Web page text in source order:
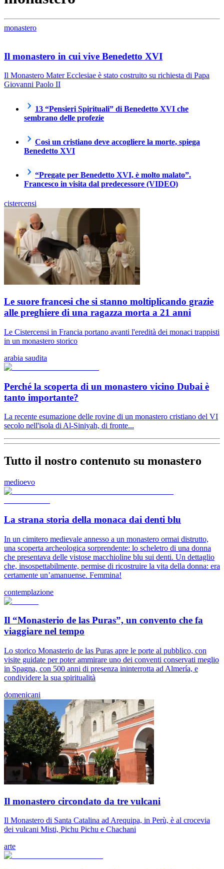
monastero
Il monastero in cui vive Benedetto XVI
Il Monastero Mater Ecclesiae è stato costruito su richiesta di Papa
Giovanni Paolo II
13 “Pensieri Spirituali” di Benedetto XVI che
sembrano delle profezie
Così un cristiano deve accogliere la morte, spiega
Benedetto XVI
“Pregate per Benedetto XVI, è molto malato”.
Francesco in visita dal predecessore (VIDEO)
cistercensi
Le suore francesi che si stanno moltiplicando grazie
alle preghiere di una ragazza morta a 21 anni
Le Cistercensi in Francia portano avanti l'eredità dei monaci trappisti
in un monastero storico
arabia saudita
Perché la scoperta di un monastero vicino Dubai è
tanto importante?
La recente esumazione delle rovine di un monastero cristiano del VI
secolo nell'isola di Al-Siniyah, di fronte...
Tutto il nostro contenuto su monastero
medioevo
La strana storia della monaca dai denti blu
In un cimitero medievale annesso a un monastero ormai distrutto,
una scoperta archeologica sorprendente: lo scheletro di una donna
che presentava delle vistose macchioline blu sui denti. Un dettaglio
che, insospettabilmente, permise di ricostruire la vita della donna: era
certamente un’amanuense. Femmina!
contemplazione
Il “Monasterio de las Puras”, un convento che fa
viaggiare nel tempo
Lo storico Monasterio de las Puras apre le porte al pubblico, con
visite guidate per poter ammirare uno dei conventi conservati meglio
in Spagna, con 500 anni di presenza ininterrotta ad Almería, e
condividere la sua spiritualità
domenicani
Il monastero circondato da tre vulcani
Il Monastero di Santa Catalina ad Arequipa, in Perù, è al crocevia
dei vulcani Misti, Pichu Pichu e Chachani
arte